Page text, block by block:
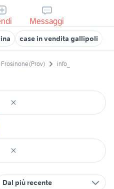
Messaggi
case in vendita gallipoli
Frosinone (Prov) info_
Dal più recente